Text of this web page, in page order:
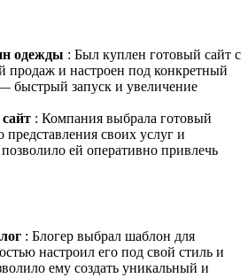
одежды : Был куплен готовый сайт с
продаж и настроен под конкретный
быстрый запуск и увеличение
: Компания выбрала готовый
представления своих услуг и
ей оперативно привлечь
: Блогер выбрал шаблон для
настроил его под свой стиль и
ему создать уникальный и